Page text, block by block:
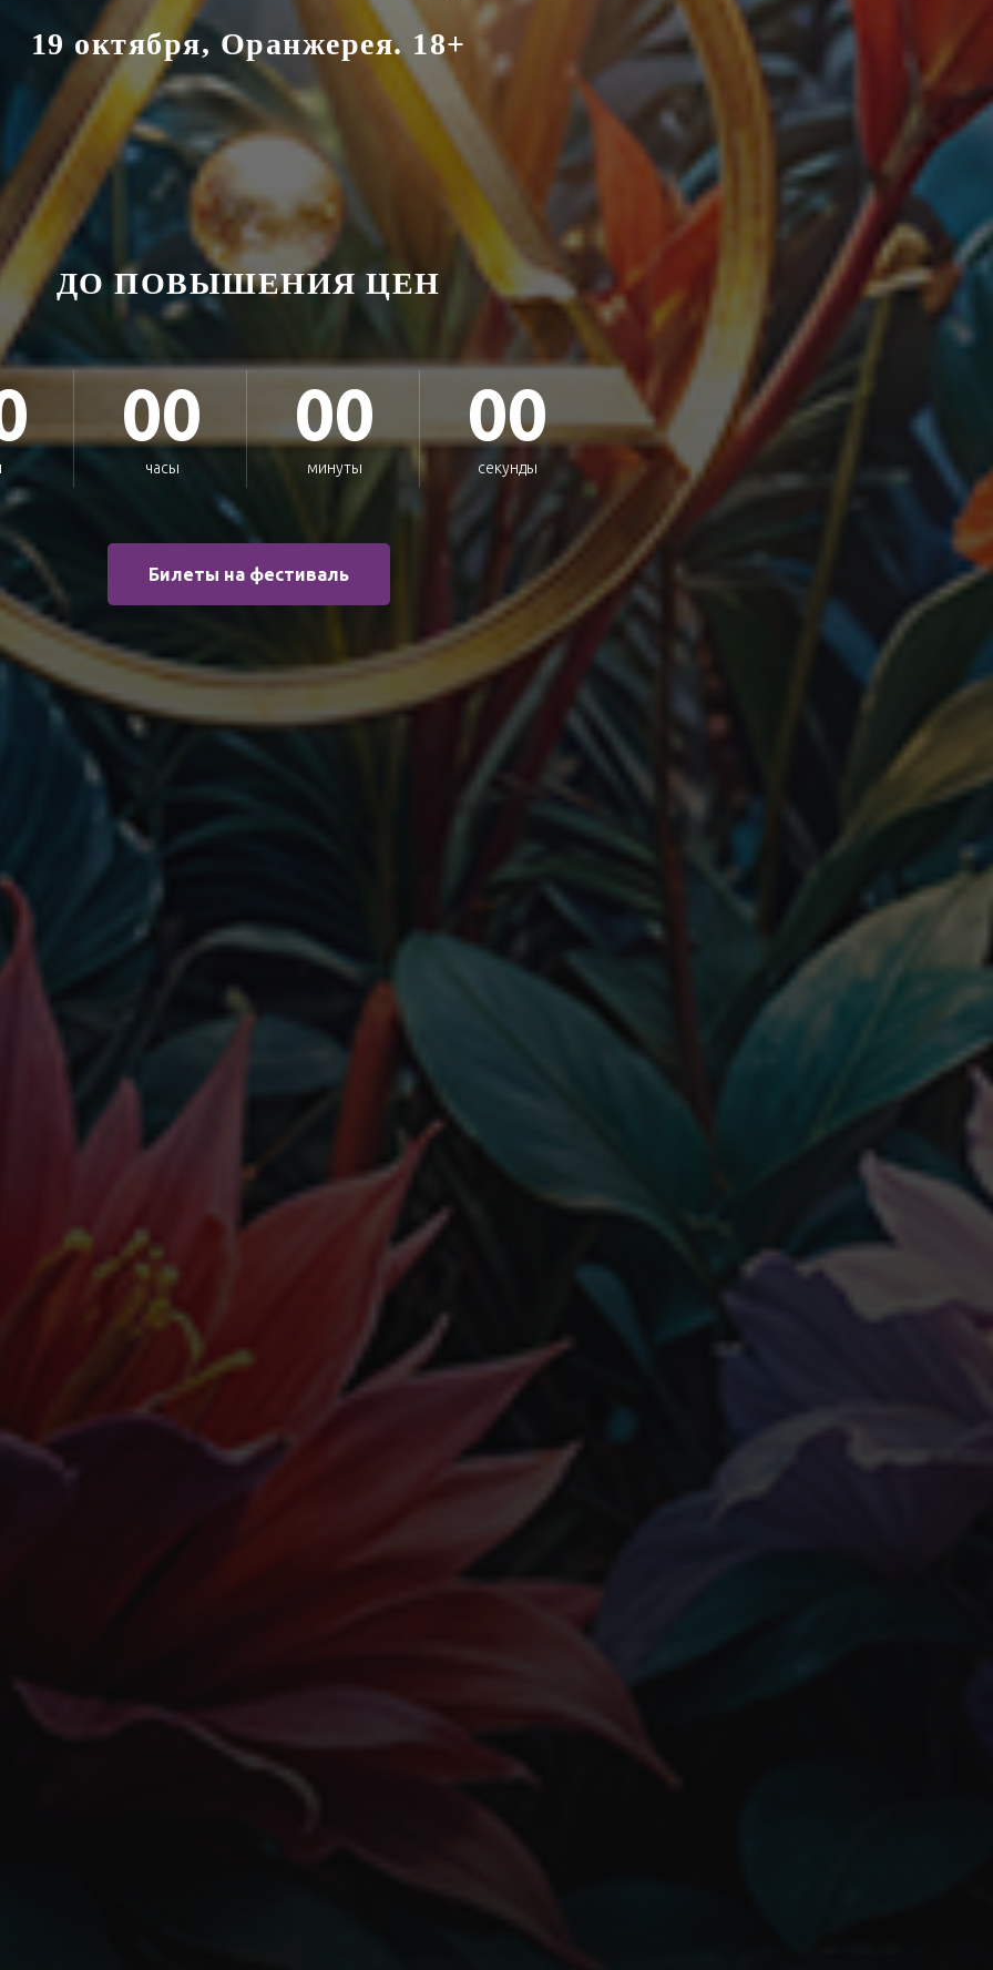
19 октября, Оранжерея. 18+
ДО ПОВЫШЕНИЯ ЦЕН
00
часы
00
минуты
00
секунды
Билеты на фестиваль